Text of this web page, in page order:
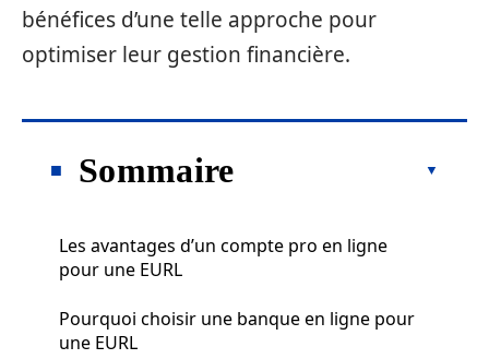
bénéfices d’une telle approche pour
optimiser leur gestion financière.
Sommaire
Les avantages d’un compte pro en ligne
pour une EURL
Pourquoi choisir une banque en ligne pour
une EURL